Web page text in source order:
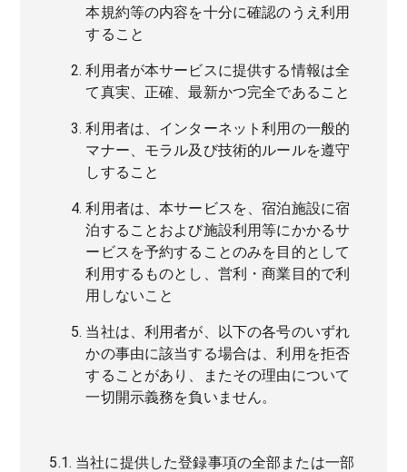
本規約等の内容を十分に確認のうえ利用
すること
利用者が本サービスに提供する情報は全
て真実、正確、最新かつ完全であること
利用者は、インターネット利用の一般的
マナー、モラル及び技術的ルールを遵守
しすること
利用者は、本サービスを、宿泊施設に宿
泊することおよび施設利用等にかかるサ
ービスを予約することのみを目的として
利用するものとし、営利・商業目的で利
用しないこと
当社は、利用者が、以下の各号のいずれ
かの事由に該当する場合は、利用を拒否
することがあり、またその理由について
一切開示義務を負いません。
5.1. 当社に提供した登録事項の全部または一部